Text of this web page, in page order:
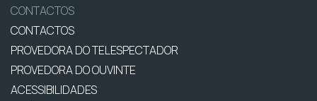
CONTACTOS
CONTACTOS
PROVEDORA DO TELESPECTADOR
PROVEDORA DO OUVINTE
ACESSIBILIDADES